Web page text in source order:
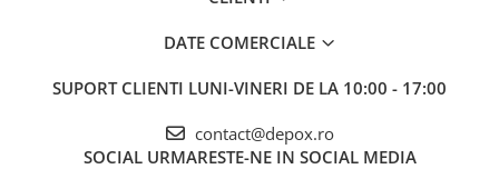
DATE COMERCIALE
SUPORT CLIENTI LUNI-VINERI DE LA 10:00 - 17:00
contact@depox.ro
SOCIAL URMARESTE-NE IN SOCIAL MEDIA